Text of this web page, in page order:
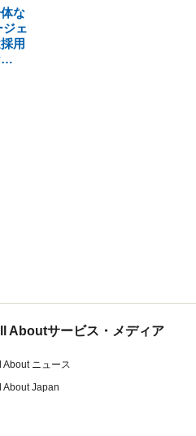
な
ェ
用
…
Aboutサービス・メディア
About ニュース
About Japan